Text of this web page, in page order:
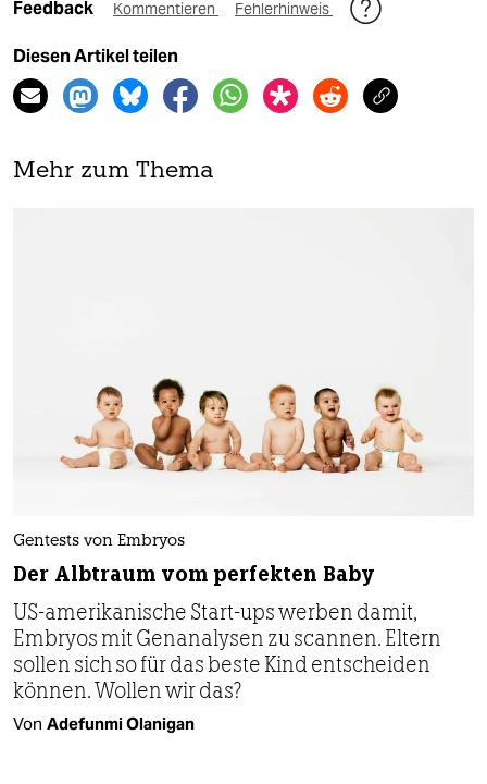
Feedback Kommentieren Fehlerhinweis
Diesen Artikel teilen
Mehr zum Thema
Gentests von Embryos
Der Albtraum vom perfekten Baby
US-amerikanische Start-ups werben damit,
Embryos mit Genanalysen zu scannen. Eltern
sollen sich so für das beste Kind entscheiden
können. Wollen wir das?
Von Adefunmi Olanigan